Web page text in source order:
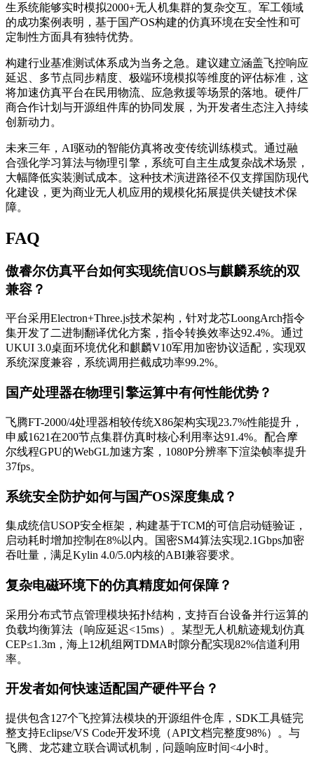
生系统能够实时模拟2000+无人机集群的复杂交互。军工领域
的成功案例表明，基于国产OS构建的仿真环境在安全性和可
定制性方面具有独特优势。
构建行业基准测试体系成为当务之急。建议建立涵盖飞控响应
延迟、多节点同步精度、极端环境模拟等维度的评估标准，这
将加速仿真平台在民用物流、应急救援等场景的落地。硬件厂
商合作计划与开源组件库的协同发展，为开发者生态注入持续
创新动力。
未来三年，AI驱动的智能仿真将改变传统训练模式。通过融
合强化学习算法与物理引擎，系统可自主生成复杂战术场景，
大幅降低实装测试成本。这种技术演进路径不仅支撑国防现代
化建设，更为商业无人机应用的规模化拓展提供关键技术保
障。
FAQ
傲睿尔仿真平台如何实现统信UOS与麒麟系统的双
兼容？
平台采用Electron+Three.js技术架构，针对龙芯LoongArch指令
集开发了二进制翻译优化方案，指令转换效率达92.4%。通过
UKUI 3.0桌面环境优化和麒麟V10军用加密协议适配，实现双
系统深度兼容，系统调用拦截成功率99.2%。
国产处理器在物理引擎运算中有何性能优势？
飞腾FT-2000/4处理器相较传统X86架构实现23.7%性能提升，
申威1621在200节点集群仿真时核心利用率达91.4%。配合摩
尔线程GPU的WebGL加速方案，1080P分辨率下渲染帧率提升
37fps。
系统安全防护如何与国产OS深度集成？
集成统信USOP安全框架，构建基于TCM的可信启动链验证，
启动耗时增加控制在8%以内。国密SM4算法实现2.1Gbps加密
吞吐量，满足Kylin 4.0/5.0内核的ABI兼容要求。
复杂电磁环境下的仿真精度如何保障？
采用分布式节点管理模块拓扑结构，支持百台设备并行运算的
负载均衡算法（响应延迟<15ms）。某型无人机航迹规划仿真
CEP≤1.3m，海上12机组网TDMA时隙分配实现82%信道利用
率。
开发者如何快速适配国产硬件平台？
提供包含127个飞控算法模块的开源组件仓库，SDK工具链完
整支持Eclipse/VS Code开发环境（API文档完整度98%）。与
飞腾、龙芯建立联合调试机制，问题响应时间<4小时。